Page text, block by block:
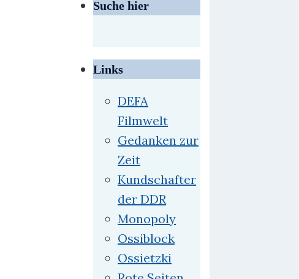
Suche hier
Links
DEFA
Filmwelt
Gedanken zur
Zeit
Kundschafter
der DDR
Monopoly
Ossiblock
Ossietzki